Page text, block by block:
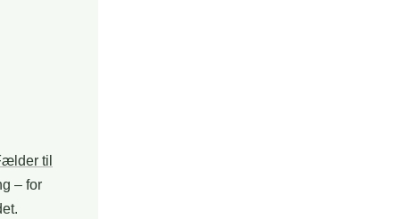
til
– for